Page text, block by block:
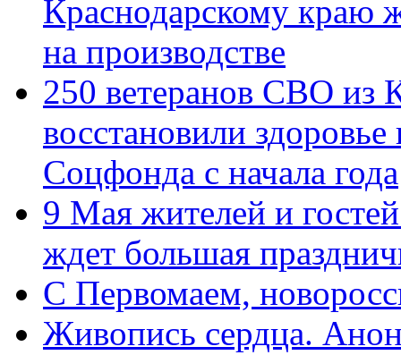
Краснодарскому краю
на производстве
250 ветеранов СВО из
восстановили
Соцфонда с начала года
9 Мая жителей и
ждет большая
C Первомаем,
Живопись сердца.